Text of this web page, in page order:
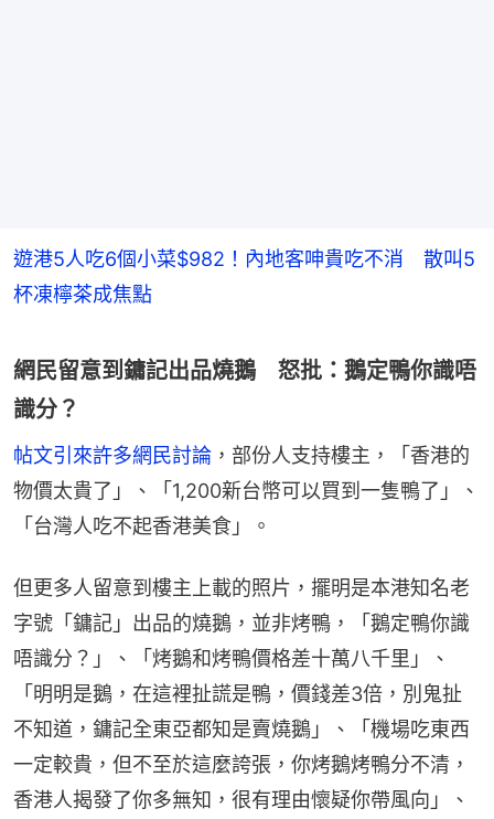
遊港5人吃6個小菜$982！內地客呻貴吃不消 散叫5
杯凍檸茶成焦點
網民留意到鏞記出品燒鵝 怒批：鵝定鴨你識唔
識分？
帖文引來許多網民討論 ，部份人支持樓主，「香港的
物價太貴了」、「1,200新台幣可以買到一隻鴨了」、
「台灣人吃不起香港美食」。
但更多人留意到樓主上載的照片，擺明是本港知名老
字號「鏞記」出品的燒鵝，並非烤鴨，「鵝定鴨你識
唔識分？」、「烤鵝和烤鴨價格差十萬八千里」、
「明明是鵝，在這裡扯謊是鴨，價錢差3倍，別鬼扯
不知道，鏞記全東亞都知是賣燒鵝」、「機場吃東西
一定較貴，但不至於這麼誇張，你烤鵝烤鴨分不清，
香港人揭發了你多無知，很有理由懷疑你帶風向」、